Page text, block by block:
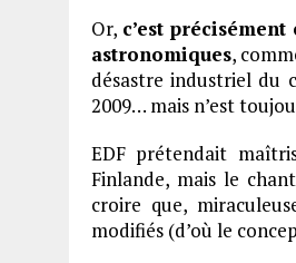
Or, c’est
astronomiques,
désastre industriel du
2009… mais n’est
EDF prétendait
Finlande, mais le
croire que,
modifiés (d’où le